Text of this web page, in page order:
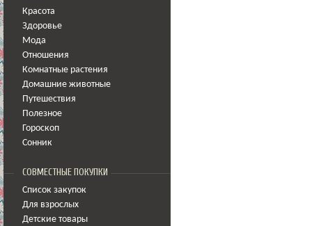
Красота
Здоровье
Мода
Отношения
Комнатные растения
Домашние животные
Путешествия
Полезное
Гороскоп
Сонник
СОВМЕСТНЫЕ ПОКУПКИ
Список закупок
Для взрослых
Детские товары